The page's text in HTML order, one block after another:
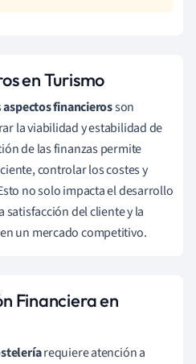
en Turismo
aspectos financierosson
la viabilidad y estabilidad de
de las finanzas permite
controlar los costes y
no solo impacta el desarrollo
del cliente y la
un mercado competitivo.
Financiera en
requiere atención a